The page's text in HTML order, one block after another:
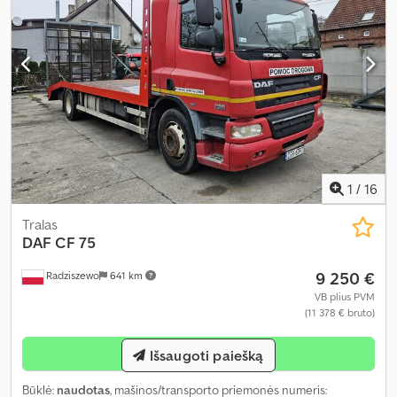
1 / 16
Radziszewo 641 km
Tralas
DAF CF 75
9 250 €
VB plius PVM
(11 378 € bruto)
Klausti
Būklė: naudotas, mašinos/transporto priemonės numeris:
Išsaugoti paiešką